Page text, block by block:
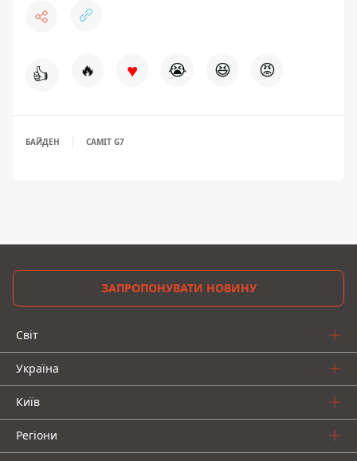
👍 🔥 ♥ 😭 😆 😡
БАЙДЕН САМІТ G7
ЗАПРОПОНУВАТИ НОВИНУ
Світ
Україна
Київ
Регіони